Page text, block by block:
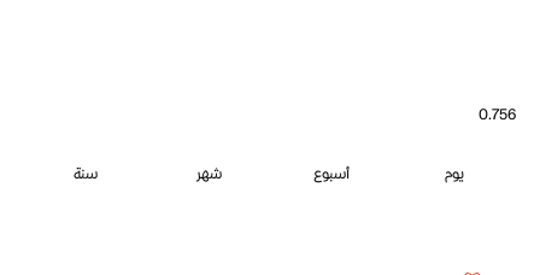
0.756
يوم أسبوع شهر سنة